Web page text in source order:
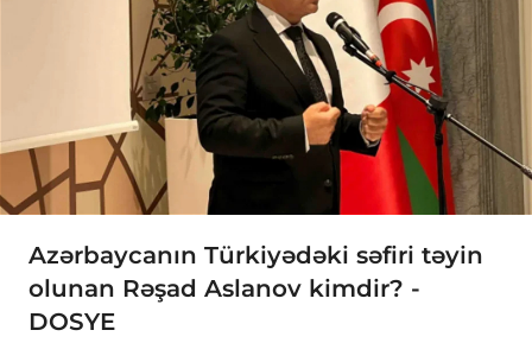
Azərbaycanın Türkiyədəki səfiri təyin
olunan Rəşad Aslanov kimdir? -
DOSYE